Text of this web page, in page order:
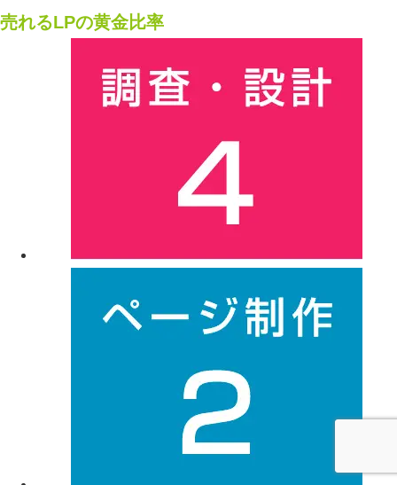
売れるLPの黄金比率